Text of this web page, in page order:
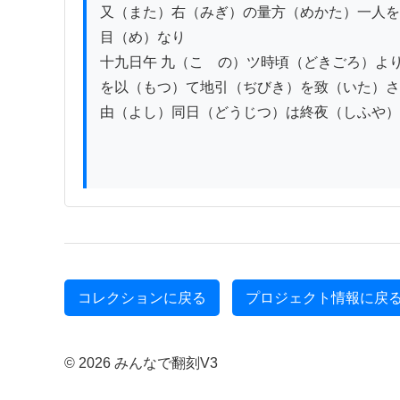
又（また）右（みぎ）の量方（めかた）一人
目（め）なり
十九日午 九（こゝの）ツ時頃（どきごろ）よ
を以（もつ）て地引（ぢびき）を致（いた）
由（よし）同日（どうじつ）は終夜（しふや
コレクションに戻る プロジェクト情報に戻
© 2026 みんなで翻刻V3